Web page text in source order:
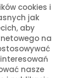
cookies i
jak
aby
na
nasze